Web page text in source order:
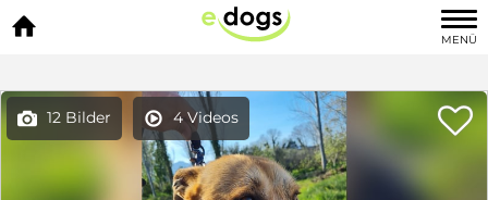

MENÜ
 12 Bilder  4 Videos 